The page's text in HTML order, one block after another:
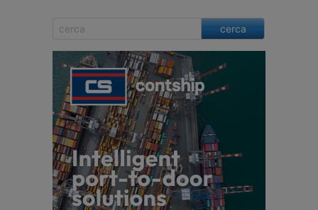
cerca